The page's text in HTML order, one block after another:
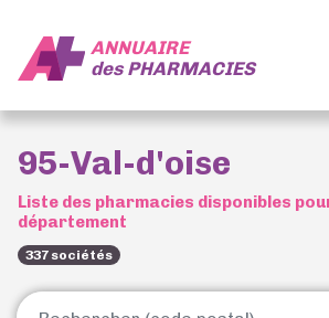
ANNUAIRE
desPHARMACIES
95-Val-d'oise
Liste des pharmacies disponibles
département
337 sociétés